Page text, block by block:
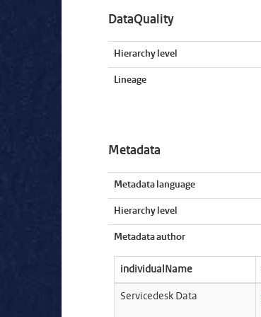
DataQuality
Hierarchy level
Lineage
Metadata
Metadata language
Hierarchy level
Metadata author
individualName
Servicedesk Data